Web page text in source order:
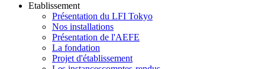
Etablissement
Présentation du LFI Tokyo
Nos installations
Présentation de l'AEFE
La fondation
Projet d'établissement